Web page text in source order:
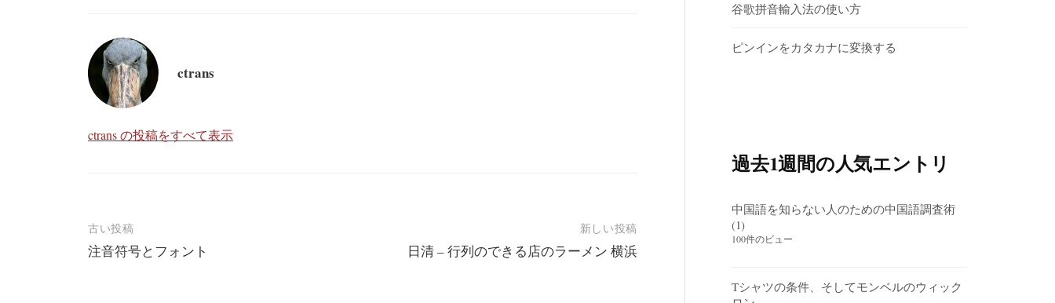
ctrans
ctrans の投稿をすべて表示
投
稿
古い投稿
注音符号とフォント
新しい投稿
日清 – 行列のできる店のラーメン 横浜
谷歌拼音輸入法の使い方
ピンインをカタカナに変換する
過去1週間の人気エントリ
中国語を知らない人のための中国語調査術
(1)
100件のビュー
Tシャツの条件、そしてモンベルのウィック